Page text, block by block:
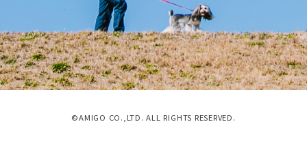
©AMIGO CO.,LTD. ALL RIGHTS RESERVED.